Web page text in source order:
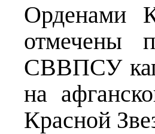
Орденами
отмечены
СВВПСУ
на
Красной